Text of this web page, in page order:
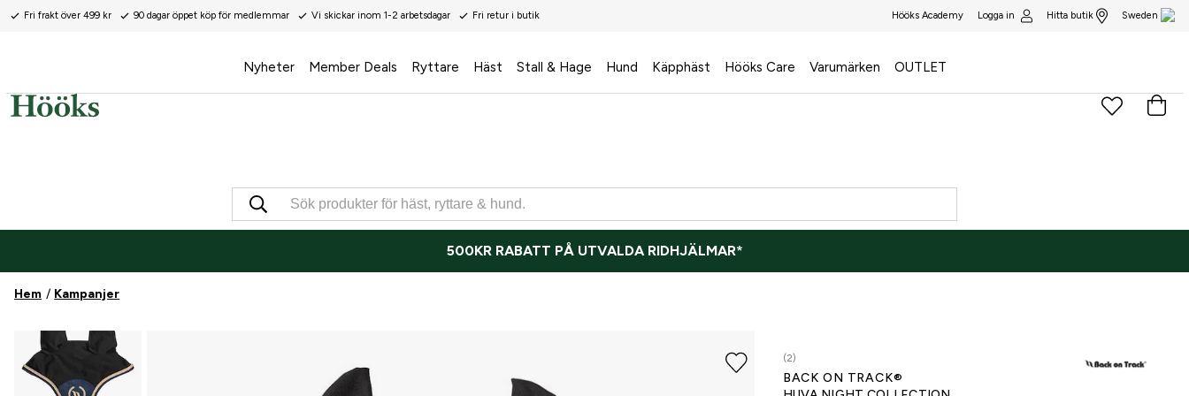
Fri frakt över 499 kr 90 dagar öppet köp för medlemmar Vi skickar inom 1-2 arbetsdagar Fri retur i butik Hööks Academy Logga in Hitta butik Sweden
Nyheter Member Deals Ryttare Häst Stall & Hage Hund Käpphäst Hööks Care Varumärken OUTLET
500KR RABATT PÅ UTVALDA RIDHJÄLMAR*
Hem Kampanjer
(2)
BACK ON TRACK®